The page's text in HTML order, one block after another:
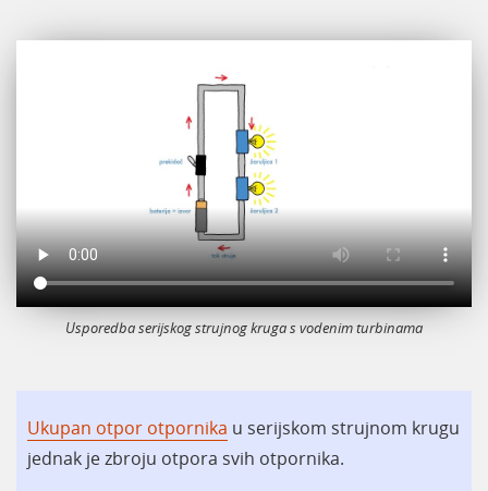
Usporedba serijskog strujnog kruga s vodenim turbinama
Ukupan otpor otpornika u serijskom strujnom krugu
jednak je zbroju otpora svih otpornika.